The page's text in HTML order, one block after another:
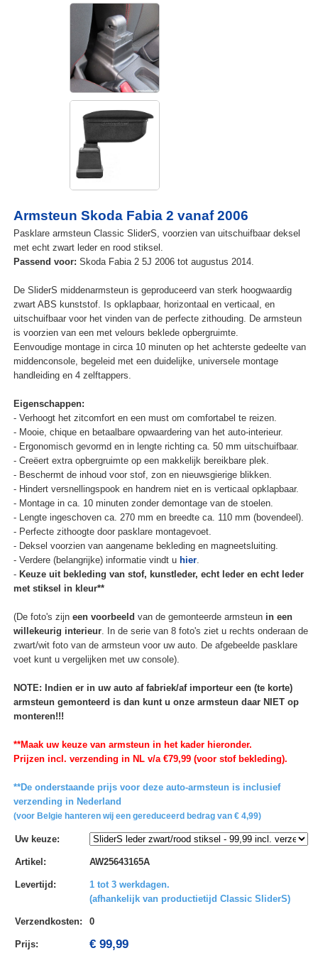
Armsteun Skoda Fabia 2 vanaf 2006
Pasklare armsteun Classic SliderS, voorzien van uitschuifbaar deksel
met echt zwart leder en rood stiksel.
Passend voor: Skoda Fabia 2 5J 2006 tot augustus 2014.
De SliderS middenarmsteun is geproduceerd van sterk hoogwaardig
zwart ABS kunststof. Is opklapbaar, horizontaal en verticaal, en
uitschuifbaar voor het vinden van de perfecte zithouding. De armsteun
is voorzien van een met velours beklede opbergruimte.
Eenvoudige montage in circa 10 minuten op het achterste gedeelte van
middenconsole, begeleid met een duidelijke, universele montage
handleiding en 4 zelftappers.
Eigenschappen:
- Verhoogt het zitcomfort en een must om comfortabel te reizen.
- Mooie, chique en betaalbare opwaardering van het auto-interieur.
- Ergonomisch gevormd en in lengte richting ca. 50 mm uitschuifbaar.
- Creëert extra opbergruimte op een makkelijk bereikbare plek.
- Beschermt de inhoud voor stof, zon en nieuwsgierige blikken.
- Hindert versnellingspook en handrem niet en is verticaal opklapbaar.
- Montage in ca. 10 minuten zonder demontage van de stoelen.
- Lengte ingeschoven ca. 270 mm en breedte ca. 110 mm (bovendeel).
- Perfecte zithoogte door pasklare montagevoet.
- Deksel voorzien van aangename bekleding en magneetsluiting.
- Verdere (belangrijke) informatie vindt u hier.
- Keuze uit bekleding van stof, kunstleder, echt leder en echt leder
met stiksel in kleur**
(De foto's zijn een voorbeeld van de gemonteerde armsteun in een
willekeurig interieur. In de serie van 8 foto's ziet u rechts onderaan de
zwart/wit foto van de armsteun voor uw auto. De afgebeelde pasklare
voet kunt u vergelijken met uw console).
NOTE: Indien er in uw auto af fabriek/af importeur een (te korte)
armsteun gemonteerd is dan kunt u onze armsteun daar NIET op
monteren!!!
**Maak uw keuze van armsteun in het kader hieronder.
Prijzen incl. verzending in NL v/a €79,99 (voor stof bekleding).
**De onderstaande prijs voor deze auto-armsteun is inclusief
verzending in Nederland
(voor Belgie hanteren wij een gereduceerd bedrag van € 4,99)
Uw keuze:
Artikel : AW25643165A
Levertijd :
1 tot 3 werkdagen.
(afhankelijk van productietijd Classic SliderS)
Verzendkosten: 0
Prijs: € 99,99